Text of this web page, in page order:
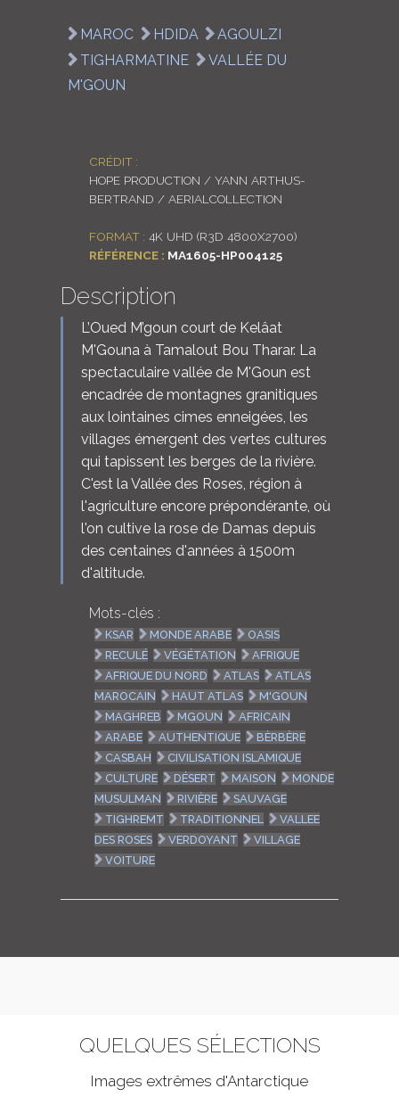
MAROC HDIDA
AGOULZI
TIGHARMATINE
VALLÉE DU
M'GOUN
CRÉDIT :
HOPE PRODUCTION / YANN ARTHUS-
BERTRAND / AERIALCOLLECTION
FORMAT : 4K UHD (R3D 4800X2700)
RÉFÉRENCE : MA1605-HP004125
Description
L’Oued M’goun court de Kelâat
M'Gouna à Tamalout Bou Tharar. La
spectaculaire vallée de M'Goun est
encadrée de montagnes granitiques
aux lointaines cimes enneigées, les
villages émergent des vertes cultures
qui tapissent les berges de la rivière.
C'est la Vallée des Roses, région à
l'agriculture encore prépondérante, où
l'on cultive la rose de Damas depuis
des centaines d'années à 1500m
d'altitude.
Mots-clés :
KSAR MONDE ARABE
OASIS
RECULÉ
VÉGÉTATION
AFRIQUE
AFRIQUE DU NORD
ATLAS
ATLAS
MAROCAIN
HAUT ATLAS
M'GOUN
MAGHREB
MGOUN
AFRICAIN
ARABE
AUTHENTIQUE
BÈRBÈRE
CASBAH
CIVILISATION ISLAMIQUE
CULTURE
DÉSERT MAISON
MONDE
MUSULMAN
RIVIÈRE
SAUVAGE
TIGHREMT
TRADITIONNEL
VALLEE
DES ROSES
VERDOYANT
VILLAGE
VOITURE
QUELQUES SÉLECTIONS
Images extrêmes d'Antarctique